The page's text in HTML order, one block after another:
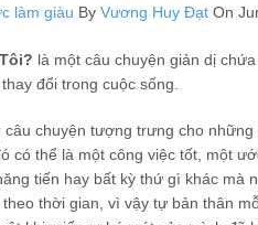
làm giàu By Vương Huy ĐạtOn
là một câu chuyện giản dị
đổi trong cuộc sống.
chuyện tượng trưng cho những
có thể là một công việc tốt, một
tiến hay bất kỳ thứ gì khác mà
thời gian, vì vậy tự bản thân